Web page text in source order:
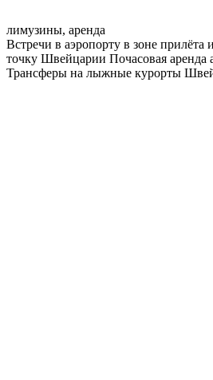
лимузины, аренда
Встречи в аэропорту в зоне
точку Швейцарии Почасовая аренда
Трансферы на лыжные курорты